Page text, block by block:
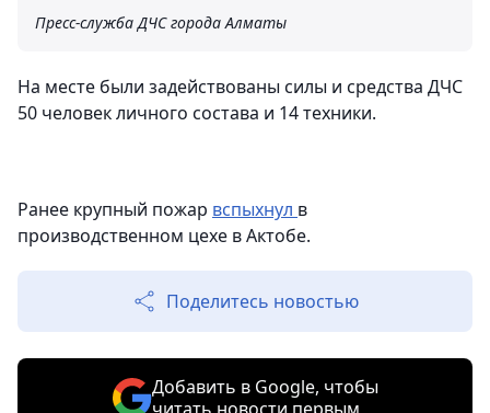
Пресс-служба ДЧС города Алматы
На месте были задействованы силы и средства ДЧС
50 человек личного состава и 14 техники.
Ранее крупный пожар вспыхнул в
производственном цехе в Актобе.
Поделитесь новостью
Добавить в Google, чтобы